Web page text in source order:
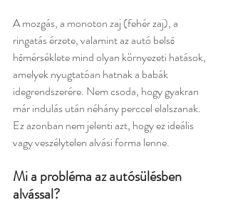
A mozgás, a monoton zaj (fehér zaj), a
ringatás érzete, valamint az autó belső
hőmérséklete mind olyan környezeti hatások,
amelyek nyugtatóan hatnak a babák
idegrendszerére. Nem csoda, hogy gyakran
már indulás után néhány perccel elalszanak.
Ez azonban nem jelenti azt, hogy ez ideális
vagy veszélytelen alvási forma lenne.
Mi a probléma az autósülésben
alvással?